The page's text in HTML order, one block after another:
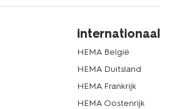
internationaal
HEMA België
HEMA Duitsland
HEMA Frankrijk
HEMA Oostenrijk